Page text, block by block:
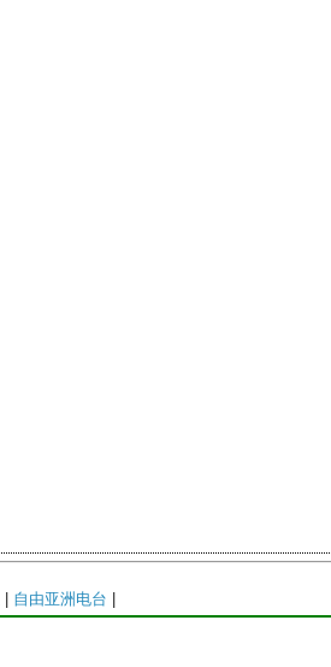
自由亚洲电台